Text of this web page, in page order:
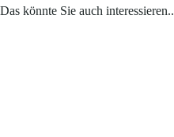
Das könnte Sie auch interessieren..